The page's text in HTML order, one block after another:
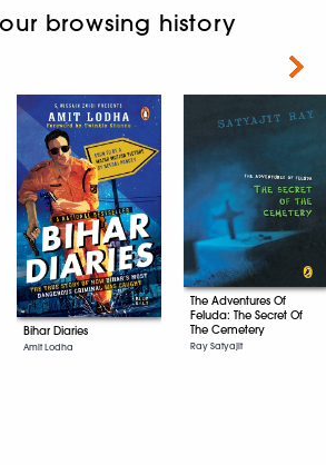
browsing history
Bihar Diaries
Amit Lodha
The Adventures Of
Feluda: The Secret Of
The Cemetery
Ray Satyajit
Next